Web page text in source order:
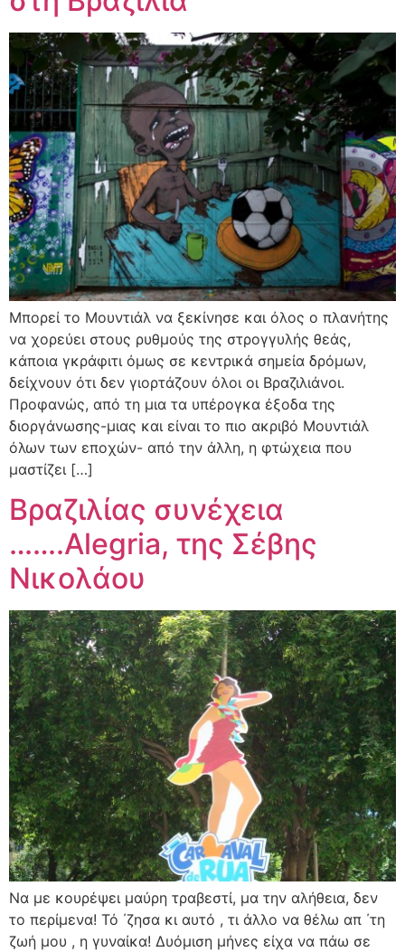
Μπορεί το Μουντιάλ να ξεκίνησε και όλος ο πλανήτης
να χορεύει στους ρυθμούς της στρογγυλής θεάς,
κάποια γκράφιτι όμως σε κεντρικά σημεία δρόμων,
δείχνουν ότι δεν γιορτάζουν όλοι οι Βραζιλιάνοι.
Προφανώς, από τη μια τα υπέρογκα έξοδα της
διοργάνωσης-μιας και είναι το πιο ακριβό Μουντιάλ
όλων των εποχών- από την άλλη, η φτώχεια που
μαστίζει […]
Βραζιλίας συνέχεια
…….Alegria, της Σέβης
Νικολάου
Να με κουρέψει μαύρη τραβεστί, μα την αλήθεια, δεν
το περίμενα! Τό ΄ζησα κι αυτό , τι άλλο να θέλω απ ΄τη
ζωή μου , η γυναίκα! Δυόμιση μήνες είχα να πάω σε